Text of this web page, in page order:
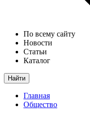
По всему сайту
Новости
Статьи
Каталог
Найти
Главная
Общество